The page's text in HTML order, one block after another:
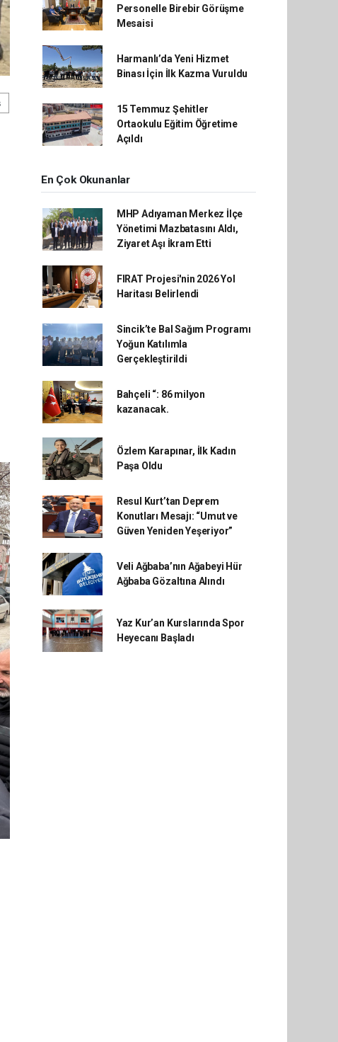
Personelle Birebir Görüşme
Mesaisi
Harmanlı’da Yeni Hizmet
Binası İçin İlk Kazma Vuruldu
15 Temmuz Şehitler
Ortaokulu Eğitim Öğretime
Açıldı
En Çok Okunanlar
MHP Adıyaman Merkez İlçe
Yönetimi Mazbatasını Aldı,
Ziyaret Aşı İkram Etti
FIRAT Projesi'nin 2026 Yol
Haritası Belirlendi
Sincik’te Bal Sağım Programı
Yoğun Katılımla
Gerçekleştirildi
Bahçeli “: 86 milyon
kazanacak.
Özlem Karapınar, İlk Kadın
Paşa Oldu
Resul Kurt’tan Deprem
Konutları Mesajı: “Umut ve
Güven Yeniden Yeşeriyor”
Veli Ağbaba’nın Ağabeyi Hür
Ağbaba Gözaltına Alındı
Yaz Kur’an Kurslarında Spor
Heyecanı Başladı